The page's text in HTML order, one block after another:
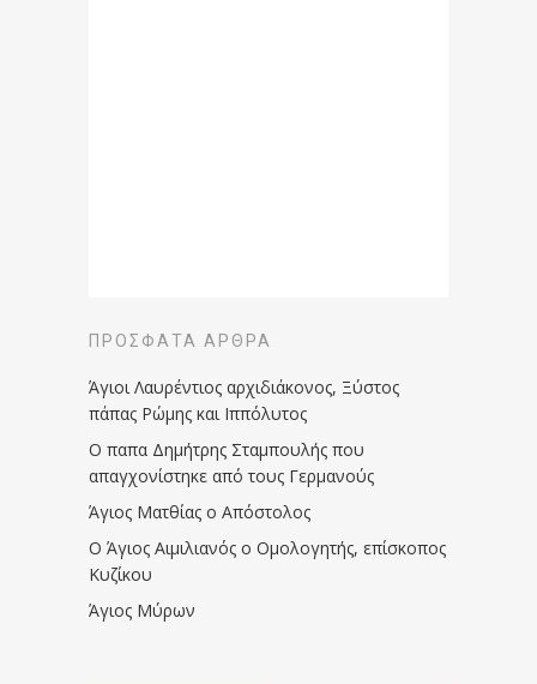
ΠΡΌΣΦΑΤΑ ΆΡΘΡΑ
Άγιοι Λαυρέντιος αρχιδιάκονος, Ξύστος
πάπας Ρώμης και Ιππόλυτος
Ο παπα Δημήτρης Σταμπουλής που
απαγχονίστηκε από τους Γερμανούς
Άγιος Ματθίας ο Απόστολος
Ο Άγιος Αιμιλιανός ο Ομολογητής, επίσκοπος
Κυζίκου
Άγιος Μύρων